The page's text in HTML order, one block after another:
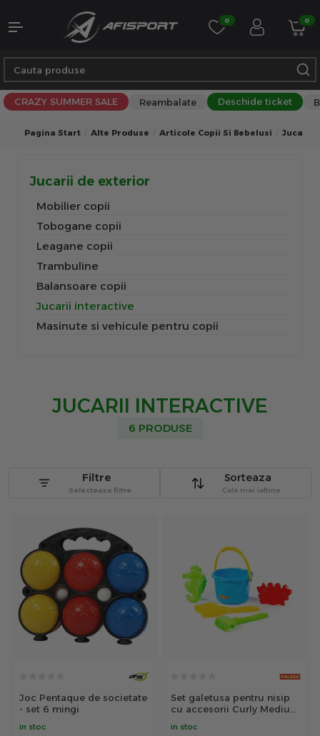
0 0
CRAZY SUMMER SALE Reambalate Deschide ticket
Pagina Start Alte Produse Articole Copii Si Bebelusi Jucarii
Jucarii de exterior
Mobilier copii
Tobogane copii
Leagane copii
Trambuline
Balansoare copii
Jucarii interactive
Masinute si vehicule pentru copii
JUCARII INTERACTIVE
6 PRODUSE
Sorteaza
Cele mai ieftine
Filtre
Selecteaza filtre
Joc Pentaque de societate
- set 6 mingi
in stoc
Set galetusa pentru nisip
cu accesorii Curly Medium
in stoc